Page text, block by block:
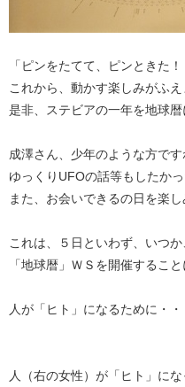
「ピンをたてて、ピンときた！
これから、動かす楽しみがふえ
是非、ステビアの一年を地球暦
成澤さん、少年のような方です
ゆっくりUFOの話等もしたかっ
また、お会いできるの日を楽し
これは、５日といわず、いつ
「地球暦」ＷＳを開催するこ
人が「ヒト」になるために・・
人（右の女性）が「ヒト」に